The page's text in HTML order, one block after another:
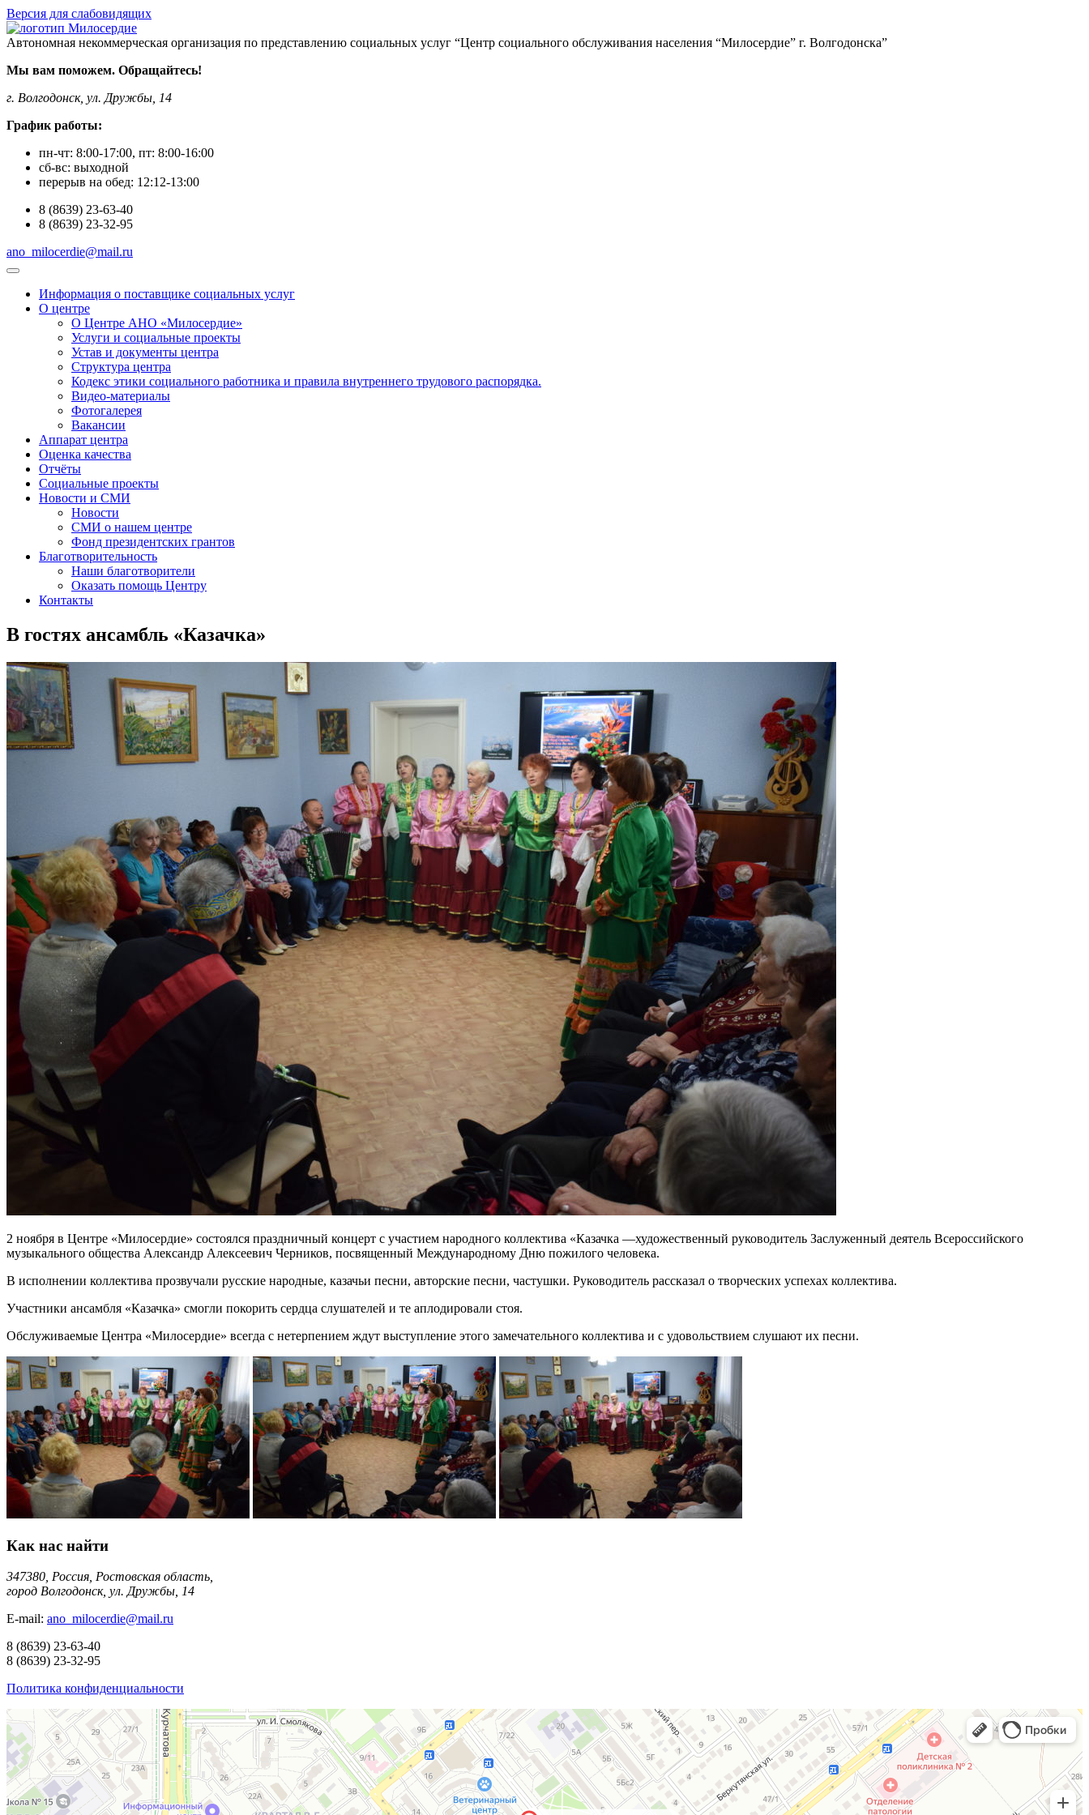
Версия для слабовидящих
Автономная некоммерческая организация по представлению социальных услуг “Центр социального обслуживания населения “Милосердие” г. Волгодонска”
Мы вам поможем. Обращайтесь!
г. Волгодонск, ул. Дружбы, 14
График работы:
пн-чт: 8:00-17:00, пт: 8:00-16:00
сб-вс: выходной
перерыв на обед: 12:12-13:00
8 (8639) 23-63-40
8 (8639) 23-32-95
ano_milocerdie@mail.ru
Информация о поставщике социальных услуг
О центре
О Центре АНО «Милосердие»
Услуги и социальные проекты
Устав и документы центра
Структура центра
Кодекс этики социального работника и правила внутреннего трудового распорядка.
Видео-материалы
Фотогалерея
Вакансии
Аппарат центра
Оценка качества
Отчёты
Социальные проекты
Новости и СМИ
Новости
СМИ о нашем центре
Фонд президентских грантов
Благотворительность
Наши благотворители
Оказать помощь Центру
Контакты
В гостях ансамбль «Казачка»
2 ноября в Центре «Милосердие» состоялся праздничный концерт с участием народного коллектива «Казачка —художественный руководитель Заслуженный деятель Всероссийского
музыкального общества Александр Алексеевич Черников, посвященный Международному Дню пожилого человека.
В исполнении коллектива прозвучали русские народные, казачьи песни, авторские песни, частушки. Руководитель рассказал о творческих успехах коллектива.
Участники ансамбля «Казачка» смогли покорить сердца слушателей и те аплодировали стоя.
Обслуживаемые Центра «Милосердие» всегда с нетерпением ждут выступление этого замечательного коллектива и с удовольствием слушают их песни.
Как нас найти
347380, Россия, Ростовская область,
город Волгодонск, ул. Дружбы, 14
E-mail: ano_milocerdie@mail.ru
8 (8639) 23-63-40
8 (8639) 23-32-95
Политика конфиденциальности